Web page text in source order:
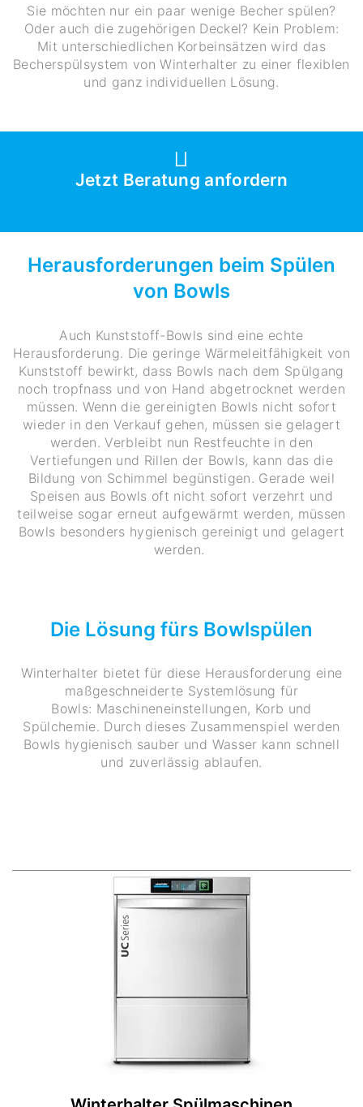
Sie möchten nur ein paar wenige Becher spülen?
Oder auch die zugehörigen Deckel? Kein Problem:
Mit unterschiedlichen Korbeinsätzen wird das
Becherspülsystem von Winterhalter zu einer flexiblen
und ganz individuellen Lösung.
Jetzt Beratung anfordern
Herausforderungen beim Spülen
von Bowls
Auch Kunststoff-Bowls sind eine echte
Herausforderung. Die geringe Wärmeleitfähigkeit von
Kunststoff bewirkt, dass Bowls nach dem Spülgang
noch tropfnass und von Hand abgetrocknet werden
müssen. Wenn die gereinigten Bowls nicht sofort
wieder in den Verkauf gehen, müssen sie gelagert
werden. Verbleibt nun Restfeuchte in den
Vertiefungen und Rillen der Bowls, kann das die
Bildung von Schimmel begünstigen. Gerade weil
Speisen aus Bowls oft nicht sofort verzehrt und
teilweise sogar erneut aufgewärmt werden, müssen
Bowls besonders hygienisch gereinigt und gelagert
werden.
Die Lösung fürs Bowlspülen
Winterhalter bietet für diese Herausforderung eine
maßgeschneiderte Systemlösung für
Bowls: Maschineneinstellungen, Korb und
Spülchemie. Durch dieses Zusammenspiel werden
Bowls hygienisch sauber und Wasser kann schnell
und zuverlässig ablaufen.